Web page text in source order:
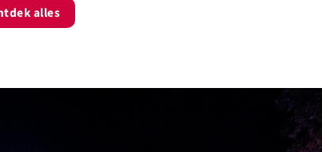
alles